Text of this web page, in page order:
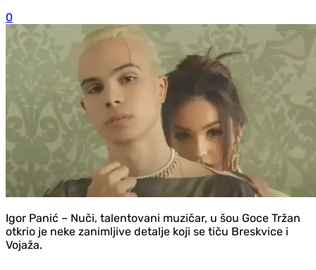
0
Igor Panić – Nuči, talentovani muzičar, u šou Goce Tržan
otkrio je neke zanimljive detalje koji se tiču Breskvice i
Vojaža.